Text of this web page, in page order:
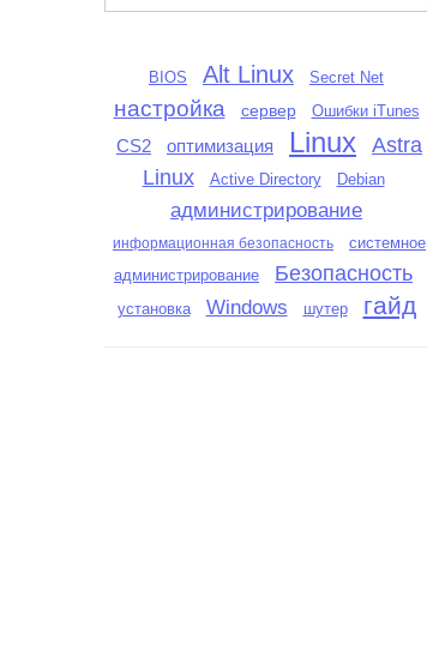
BIOS Alt Linux Secret Net
настройка сервер Ошибки iTunes
CS2 оптимизация Linux
Astra
Linux
Active Directory Debian
администрирование
информационная безопасность
системное
администрирование
Безопасность
установка Windows шутер гайд